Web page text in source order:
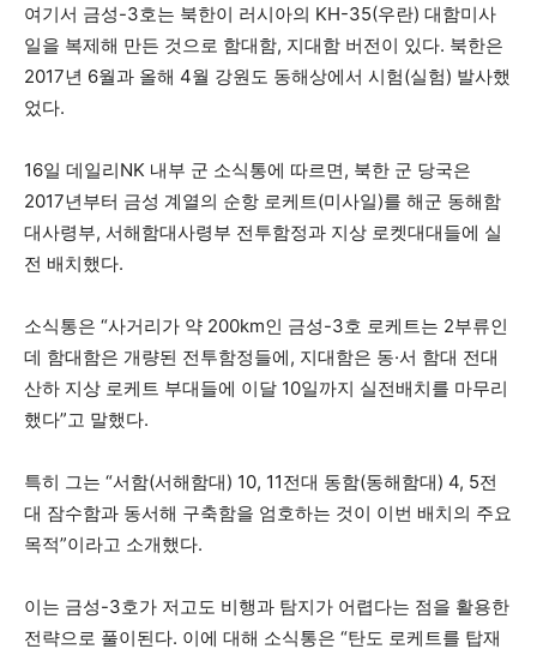
여기서 금성-3호는 북한이 러시아의 KH-35(우란) 대함미사
일을 복제해 만든 것으로 함대함, 지대함 버전이 있다. 북한은
2017년 6월과 올해 4월 강원도 동해상에서 시험(실험) 발사했
었다.
16일 데일리NK 내부 군 소식통에 따르면, 북한 군 당국은
2017년부터 금성 계열의 순항 로케트(미사일)를 해군 동해함
대사령부, 서해함대사령부 전투함정과 지상 로켓대대들에 실
전 배치했다.
소식통은 “사거리가 약 200km인 금성-3호 로케트는 2부류인
데 함대함은 개량된 전투함정들에, 지대함은 동·서 함대 전대
산하 지상 로케트 부대들에 이달 10일까지 실전배치를 마무리
했다”고 말했다.
특히 그는 “서함(서해함대) 10, 11전대 동함(동해함대) 4, 5전
대 잠수함과 동서해 구축함을 엄호하는 것이 이번 배치의 주요
목적”이라고 소개했다.
이는 금성-3호가 저고도 비행과 탐지가 어렵다는 점을 활용한
전략으로 풀이된다. 이에 대해 소식통은 “탄도 로케트를 탑재